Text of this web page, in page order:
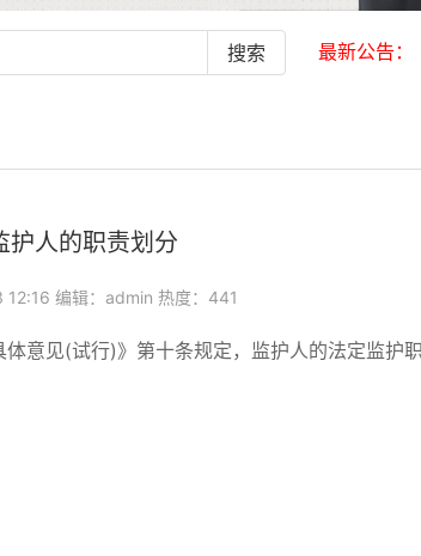
最新公告： · 正规
护人的职责划分
编辑：admin 热度：441
意见(试行)》第十条规定，监护人的法定监护职